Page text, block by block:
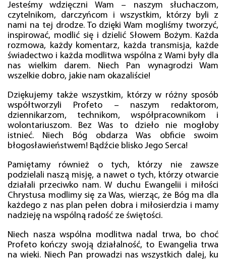
Jesteśmy wdzięczni Wam – naszym słuchaczom,
czytelnikom, darczyńcom i wszystkim, którzy byli z
nami na tej drodze. To dzięki Wam mogliśmy tworzyć,
inspirować, modlić się i dzielić Słowem Bożym. Każda
rozmowa, każdy komentarz, każda transmisja, każde
świadectwo i każda modlitwa wspólna z Wami były dla
nas wielkim darem. Niech Pan wynagrodzi Wam
wszelkie dobro, jakie nam okazaliście!
Dziękujemy także wszystkim, którzy w różny sposób
współtworzyli Profeto – naszym redaktorom,
dziennikarzom, technikom, współpracownikom i
wolontariuszom. Bez Was to dzieło nie mogłoby
istnieć. Niech Bóg obdarza Was obficie swoim
błogosławieństwem! Bądźcie blisko Jego Serca!
Pamiętamy również o tych, którzy nie zawsze
podzielali naszą misję, a nawet o tych, którzy otwarcie
działali przeciwko nam. W duchu Ewangelii i miłości
Chrystusa modlimy się za Was, wierząc, że Bóg ma dla
każdego z nas plan pełen dobra i miłosierdzia i mamy
nadzieję na wspólną radość ze świętości.
Niech nasza wspólna modlitwa nadal trwa, bo choć
Profeto kończy swoją działalność, to Ewangelia trwa
na wieki. Niech Pan prowadzi nas wszystkich dalej, ku